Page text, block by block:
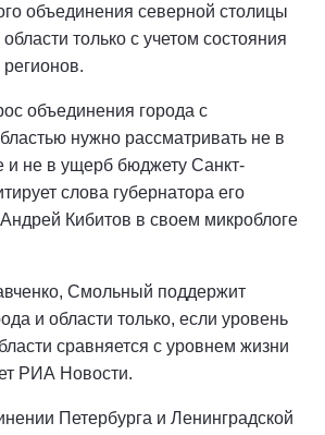
объединения северной столицы
только с учетом состояния
объединения города с
нужно рассматривать не в
и не в ущерб бюджету Санкт-
слова губернатора его
Андрей Кибитов в своем микроблоге
Смольный поддержит
и области только, если уровень
сравняется с уровнем жизни
РИА Новости.
Петербурга и Ленинградской